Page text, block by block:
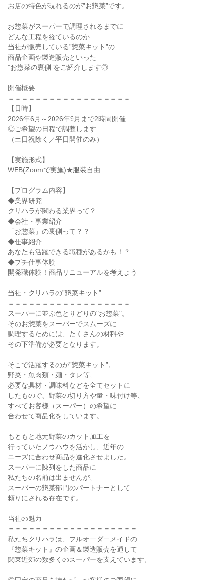
お店の特色が現れるのが”お惣菜”です。
お惣菜がスーパーで調理されるまでに
どんな工程を経ているのか…
当社が販売している”惣菜キット”の
商品企画や製造販売といった
”お惣菜の裏側”をご紹介します◎
開催概要
＝＝＝＝＝＝＝＝＝＝＝＝＝＝＝＝＝＝
【日時】
2026年6月～2026年9月まで2時間開催
◎ご希望の日程で調整します
（土日祝除く／平日開催のみ）
【実施形式】
WEB(Zoomで実施)★服装自由
【プログラム内容】
◆業界研究
クリハラが関わる業界って？
◆会社・事業紹介
「お惣菜」の裏側って？？
◆仕事紹介
あなたも活躍できる職種があるかも！？
◆プチ仕事体験
開発職体験！商品リニューアルを考えよう
当社・クリハラの”惣菜キット”
＝＝＝＝＝＝＝＝＝＝＝＝＝＝＝＝＝＝
スーパーに並ぶ色とりどりの"お惣菜"。
そのお惣菜をスーパーでスムーズに
調理するためには、たくさんの材料や
その下準備が必要となります。
そこで活躍するのが”惣菜キット”。
野菜・魚肉類・麺・タレ等、
必要な具材・調味料などを全てセットに
したもので、野菜の切り方や量・味付け等、
すべてお客様（スーパー）の希望に
合わせて商品化をしています。
もともと地元野菜のカット加工を
行っていたノウハウを活かし、近年の
ニーズに合わせ商品を進化させました。
スーパーに陳列をした商品に
私たちの名前は出ませんが、
スーパーの惣菜部門のパートナーとして
頼りにされる存在です。
当社の魅力
＝＝＝＝＝＝＝＝＝＝＝＝＝＝＝＝＝＝＝
私たちクリハラは、フルオーダーメイドの
『惣菜キット』の企画＆製造販売を通して
関東近郊の数多くのスーパーを支えています。